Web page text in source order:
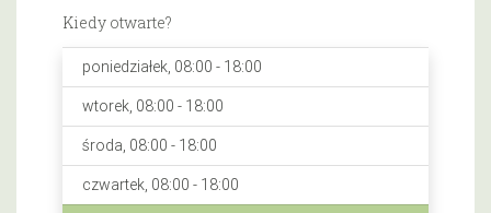
Kiedy otwarte?
poniedziałek, 08:00 - 18:00
wtorek, 08:00 - 18:00
środa, 08:00 - 18:00
czwartek, 08:00 - 18:00